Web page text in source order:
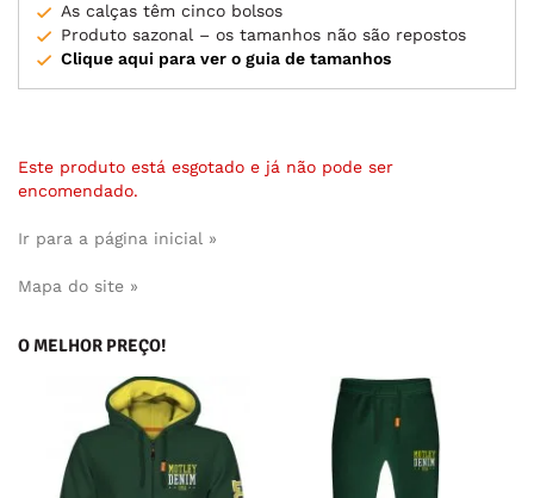
As calças têm cinco bolsos
Produto sazonal – os tamanhos não são repostos
Clique aqui para ver o guia de tamanhos
Este produto está esgotado e já não pode ser
encomendado.
Ir para a página inicial »
Mapa do site »
O MELHOR PREÇO!